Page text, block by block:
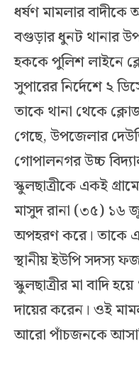
ধর্ষণ মামলার
বগুড়ার ধুনট থানার
হককে পুলিশ লাইনে
সুপারের নির্দেশে ২
তাকে থানা থেকে
গেছে, উপজেলার
গোপালনগর উচ্চ
স্কুলছাত্রীকে একই
মাসুদ রানা (৩৫) ১৬
অপহরণ করে। তাকে
স্থানীয় ইউপি সদস্য
স্কুলছাত্রীর মা বাদি
দায়ের করেন। ওই
আরো পাঁচজনকে